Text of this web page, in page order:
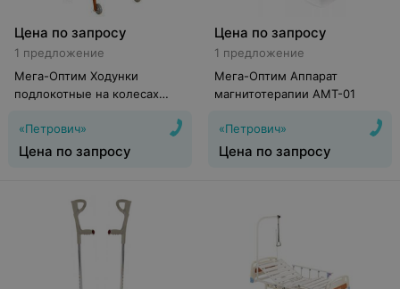
Цена по запросу
1 предложение
Мега-Оптим Ходунки
подлокотные на колесах
«Петрович»
Цена по запросу
Цена по запросу
1 предложение
Мега-Оптим Аппарат
магнитотерапии АМТ-01
«Петрович»
Цена по запросу